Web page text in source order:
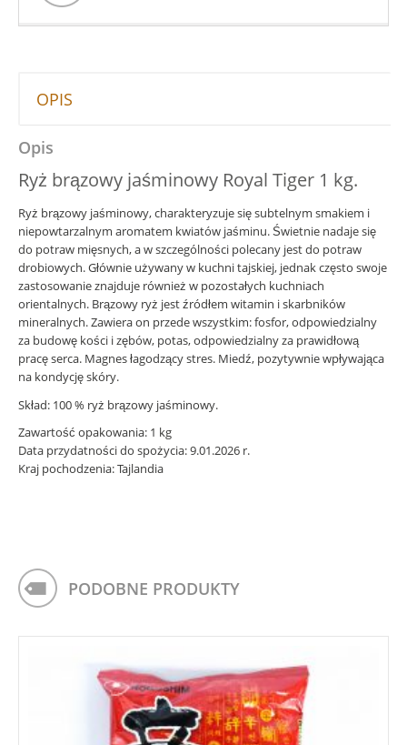
OPIS
Opis
Ryż brązowy jaśminowy Royal Tiger 1 kg.
Ryż brązowy jaśminowy, charakteryzuje się subtelnym smakiem i
niepowtarzalnym aromatem kwiatów jaśminu. Świetnie nadaje się
do potraw mięsnych, a w szczególności polecany jest do potraw
drobiowych. Głównie używany w kuchni tajskiej, jednak często swoje
zastosowanie znajduje również w pozostałych kuchniach
orientalnych. Brązowy ryż jest źródłem witamin i skarbników
mineralnych. Zawiera on przede wszystkim: fosfor, odpowiedzialny
za budowę kości i zębów, potas, odpowiedzialny za prawidłową
pracę serca. Magnes łagodzący stres. Miedź, pozytywnie wpływająca
na kondycję skóry.
Skład: 100 % ryż brązowy jaśminowy.
Zawartość opakowania: 1 kg
Data przydatności do spożycia: 9.01.2026 r.
Kraj pochodzenia: Tajlandia
PODOBNE PRODUKTY